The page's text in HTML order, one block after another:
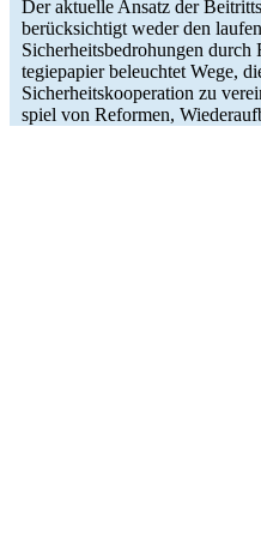
Der aktu­elle Ansatz der
berück­sich­tigt weder den
Sicher­heits­be­dro­hun­gen
te­gie­pa­pier beleuch­tet Wege,
Sicher­heits­ko­ope­ra­tion zu
spiel von Refor­men,